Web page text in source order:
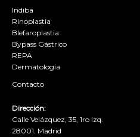
Indiba
Rinoplastia
Blefaroplastia
Bypass Gástrico
REPA
Dermatología
Contacto
Dirección:
Calle Velázquez, 35, 1ro Izq.
28001. Madrid